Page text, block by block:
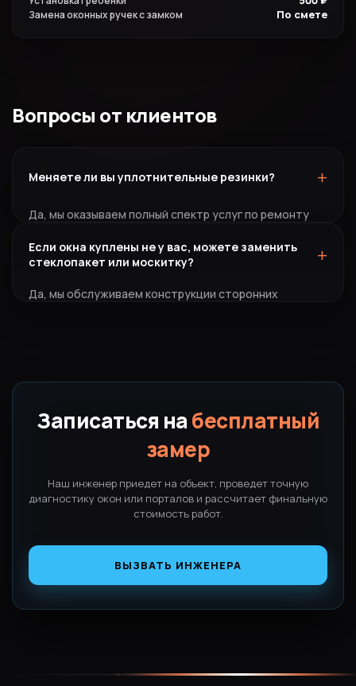
Замена оконных ручек с замком По смете
Вопросы от клиентов
Меняете ли вы уплотнительные резинки? +
Да, мы оказываем полный спектр услуг по ремонту
комплектующих, в том числе и резинового контура
уплотнения на современные аналоги с повышенным
Если окна куплены не у вас, можете заменить
стеклопакет или москитку?
+
Да, мы обслуживаем конструкции сторонних
Записаться набесплатный
замер
Наш инженер приедет на объект, проведет точную
диагностику окон или порталов и рассчитает финальную
стоимость работ.
ВЫЗВАТЬ ИНЖЕНЕРА